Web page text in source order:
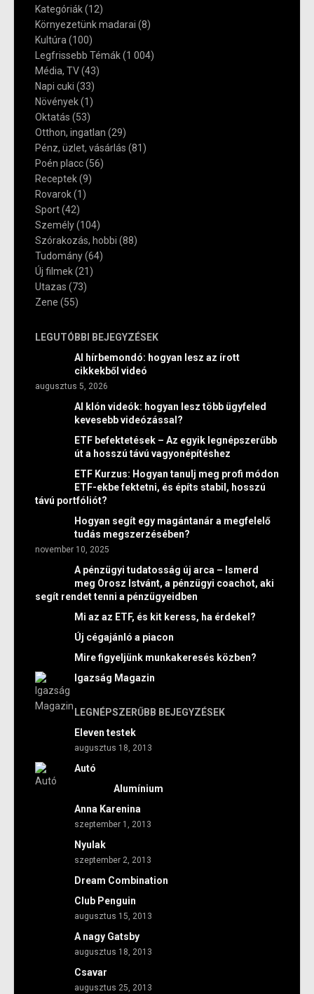
Kategóriák(12)
Környezetünk madarai (8)
Kultúra (100)
Legfrissebb Témák(1 004)
Média, TV(43)
Napi cuki (33)
Növények(1)
Oktatás (53)
Otthon, ingatlan (29)
Pénz, üzlet, vásárlás (81)
Poén placc(56)
Receptek(9)
Rovarok(1)
Sport(42)
Személy(104)
Szórakozás, hobbi (88)
Tudomány(64)
Új filmek(21)
Utazas (73)
Zene (55)
LEGUTÓBBI BEJEGYZÉSEK
AI hírbemondó: hogyan lesz az írott
cikkekből videó
augusztus 5, 2026
AI klón videók: hogyan lesz több ügyfeled
kevesebb videózással?
ETF befektetések – Az egyik legnépszerűbb
út a hosszú távú vagyonépítéshez
ETF Kurzus: Hogyan tanulj meg profi módon
ETF-ekbe fektetni, és építs stabil, hosszú
távú portfóliót?
Hogyan segít egy magántanár a megfelelő
tudás megszerzésében?
november 10, 2025
A pénzügyi tudatosság új arca – Ismerd
meg Orosz Istvánt, a pénzügyi coachot, aki
segít rendet tenni a pénzügyeidben
Mi az az ETF, és kit keress, ha érdekel?
Új cégajánló a piacon
Mire figyeljünk munkakeresés közben?
Igazság Magazin
LEGNÉPSZERŰBB BEJEGYZÉSEK
Eleven testek
augusztus 18, 2013
Autó
Alumínium
Anna Karenina
szeptember 1, 2013
Nyulak
szeptember 2, 2013
Dream Combination
Club Penguin
augusztus 15, 2013
A nagy Gatsby
augusztus 18, 2013
Csavar
augusztus 25, 2013